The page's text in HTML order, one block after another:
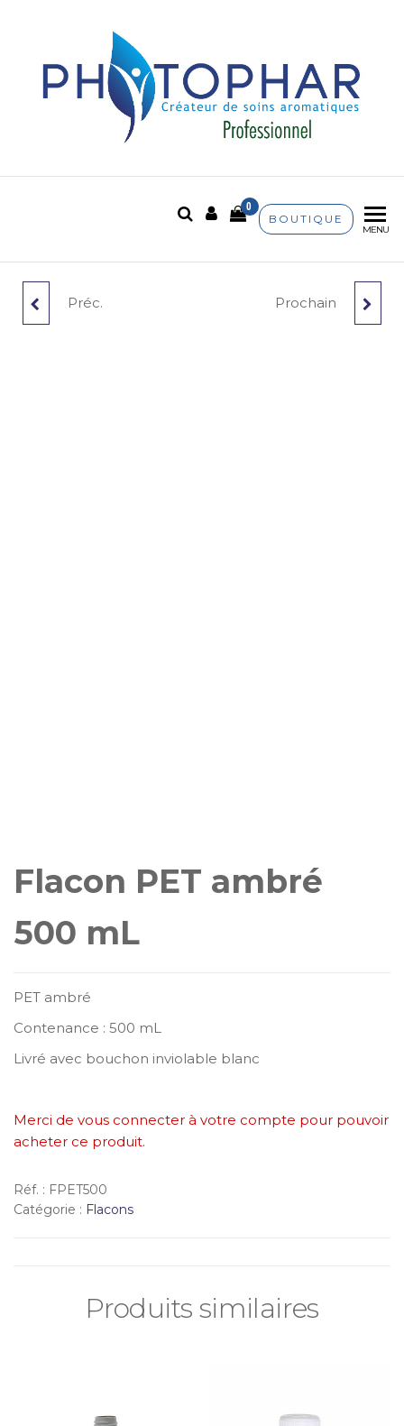
aromatiques
BOUTIQUE
0
MENU
FLACON PET AMBRÉ
Préc. BOUCHON PIPETTE
Prochain
Flacon PET ambré
500 mL
PET ambré
Contenance : 500 mL
Livré avec bouchon inviolable blanc
Merci de vous connecter à votre compte pour pouvoir
acheter ce produit.
Réf. : FPET500
Catégorie : Flacons
Produits similaires